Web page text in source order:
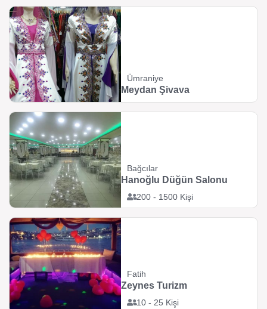
Ümraniye
Meydan Şivava
Bağcılar
200 - 1500 Kişi
Hanoğlu Düğün Salonu
Fatih
10 - 25 Kişi
Zeynes Turizm